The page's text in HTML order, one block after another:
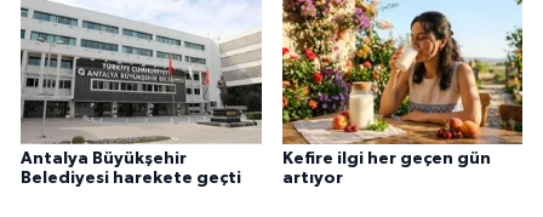
Antalya Büyükşehir
Belediyesi harekete geçti
Kefire ilgi her geçen gün
artıyor